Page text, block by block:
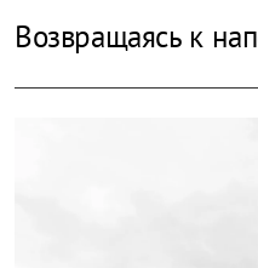
Возвращаясь к